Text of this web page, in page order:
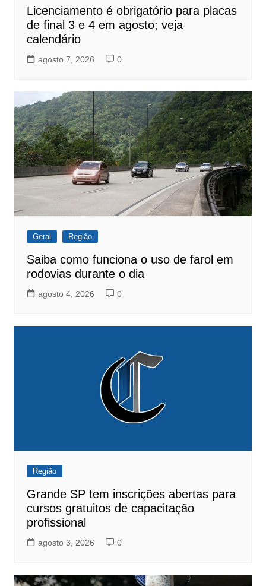
Licenciamento é obrigatório para placas
de final 3 e 4 em agosto; veja
calendário
agosto 7, 2026 0
Geral Região
Saiba como funciona o uso de farol em
rodovias durante o dia
agosto 4, 2026 0
Região
Grande SP tem inscrições abertas para
cursos gratuitos de capacitação
profissional
agosto 3, 2026 0